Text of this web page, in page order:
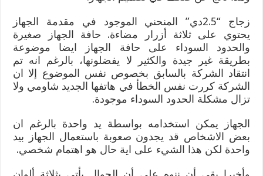
زجاج “2.5دي” المنحني الموجود في مقدمة الجهاز
يحتوي على ثلاثة أزرار مضاءة. حافة الجهاز صغيرة
والحدود السوداء على حافة الجهاز ايضا موضوعة
بطريقة غير جيدة والكثير لا يفضلونها، بالرغم انه تم
انتقاد الشركة بالسابق بخصوص نفس الموضوع إلا ان
الشركة كررت نفس الخطأ في هاتفها الجديد شاومي ولا
تزال مشكلة الحدود السوداء موجودة.
الجهاز يمكن استخدامه بواسطة يد واحدة بالرغم ان
بعض الاشخاص قد يجدون صعوبة باستعمال الجهاز بيد
واحدة لكن هذا الشيء على اية حال هو اهتمام شخصي.